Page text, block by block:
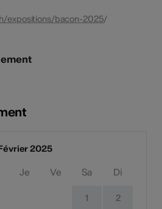
expositions/bacon-2025/
2025
Je Ve Sa Di
1 2